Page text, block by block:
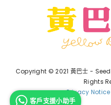
Copyright © 2021 黃巴士 -
Rights
Privacy Notice
客戶支援小助手